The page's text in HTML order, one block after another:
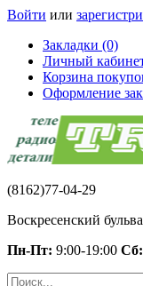
Войти или
Закладки (0)
Личный
Корзина
Оформление
(8162)77-04-29
Воскресенский
Пн-Пт: 9:00-19:00 Сб: